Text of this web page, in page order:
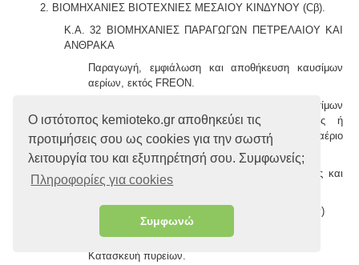
Ο ιστότοπος kemioteko.gr αποθηκεύει τις
προτιμήσεις σου ως cookies για την σωστή
λειτουργία του και εξυπηρέτησή σου. Συμφωνείς;
Πληροφορίες για cookies
Συμφωνώ
2. ΒΙΟΜΗΧΑΝΙΕΣ ΒΙΟΤΕΧΝΙΕΣ ΜΕΣΑΙΟΥ ΚΙΝΔΥΝΟΥ (Cβ).
Κ.Α. 32 ΒΙΟΜΗΧΑΝΙΕΣ ΠΑΡΑΓΩΓΩΝ ΠΕΤΡΕΛΑΙΟΥ ΚΑΙ
ΑΝΘΡΑΚΑ
Παραγωγή, εμφιάλωση και αποθήκευση καυσίμων
αερίων, εκτός FRΕON.
Φιάλες ή συστοιχίες φιαλών αερίων καυσίμων
εγκατεστημένες προς χρήση σε βιομηχανίες ή
βιοτεχνίες συνολικής χωρητικότητας σε αέριο
περισσότερο από 150 χιλ/μα.
Βιολογικοί καθαρισμοί με παραγωγή ηλεκτρικής και
θερμικής ενέργειας από το παραγόμενο βιοαέριο.
3. ΒΙΟΜΗΧΑΝΙΕΣ ΒΙΟΤΕΧΝΙΕΣ ΜΕΓΑΛΟΥ ΚΙΝΔΥΝΟΥ (Cγ)
Κ.Α. 31 ΧΗΜΙΚΕΣ
Κατασκευή πυρείων.